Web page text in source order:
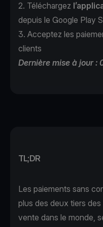
2. Téléchargez
depuis le Google Play
3. Acceptez les
clients
Dernière mise à jour :
TL;DR
Les paiements sans
plus des deux tiers
vente dans le monde,